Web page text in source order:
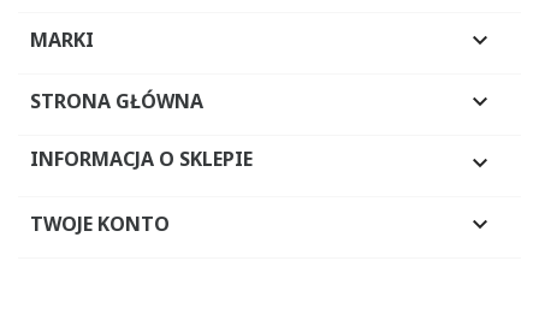
MARKI 
STRONA GŁÓWNA 
INFORMACJA O SKLEPIE 
TWOJE KONTO 